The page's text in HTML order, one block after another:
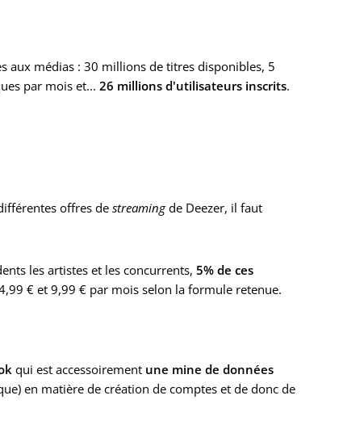
aux médias : 30 millions de titres disponibles, 5
par mois et...26 millions d'utilisateurs inscrits.
offres destreamingde Deezer, il faut
les artistes et les concurrents,5% de ces
€ et 9,99 € par mois selon la formule retenue.
qui est accessoirement une mine de données
en matière de création de comptes et de donc de